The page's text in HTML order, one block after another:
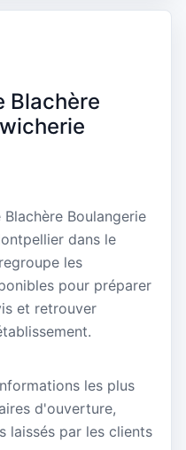
Blachère
Boulangerie
dans le
les
pour préparer
et retrouver
les plus
d'ouverture,
laissés par les clients